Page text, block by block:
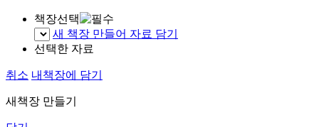
책장선택
새 책장 만들어 자료 담기
선택한 자료
취소 내책장에 담기
새책장 만들기